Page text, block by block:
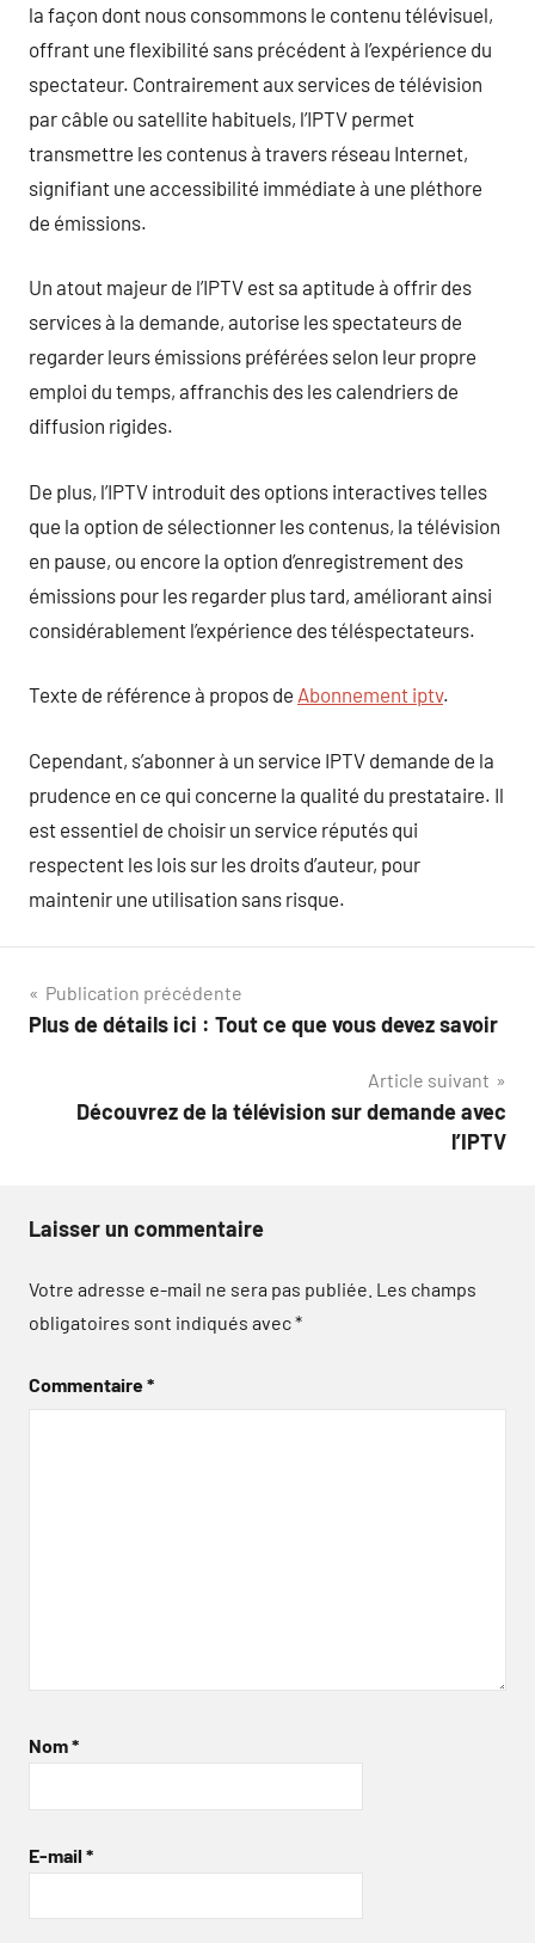
la façon dont nous consommons le contenu télévisuel,
offrant une flexibilité sans précédent à l’expérience du
spectateur. Contrairement aux services de télévision
par câble ou satellite habituels, l’IPTV permet
transmettre les contenus à travers réseau Internet,
signifiant une accessibilité immédiate à une pléthore
de émissions.
Un atout majeur de l’IPTV est sa aptitude à offrir des
services à la demande, autorise les spectateurs de
regarder leurs émissions préférées selon leur propre
emploi du temps, affranchis des les calendriers de
diffusion rigides.
De plus, l’IPTV introduit des options interactives telles
que la option de sélectionner les contenus, la télévision
en pause, ou encore la option d’enregistrement des
émissions pour les regarder plus tard, améliorant ainsi
considérablement l’expérience des téléspectateurs.
Texte de référence à propos de Abonnement iptv.
Cependant, s’abonner à un service IPTV demande de la
prudence en ce qui concerne la qualité du prestataire. Il
est essentiel de choisir un service réputés qui
respectent les lois sur les droits d’auteur, pour
maintenir une utilisation sans risque.
Navigation
de
Publication précédente
Plus de détails ici : Tout ce que vous devez savoir
Article suivant
Découvrez de la télévision sur demande avec
l’IPTV
Laisser un commentaire
Votre adresse e-mail ne sera pas publiée. Les champs
obligatoires sont indiqués avec*
Commentaire*
Nom*
E-mail *